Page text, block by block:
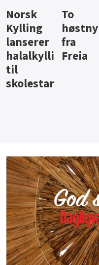
Knalltall
for Açai
Bowl
Aass vil
bli
i lite-